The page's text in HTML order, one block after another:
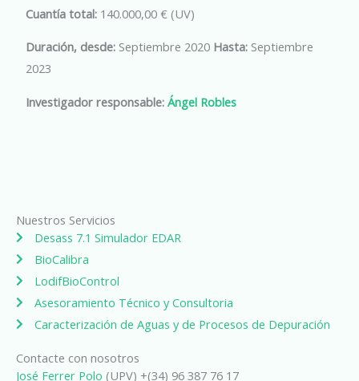
Cuantía total: 140.000,00 € (UV)
Duración, desde: Septiembre 2020 Hasta: Septiembre
2023
Investigador responsable:Ángel Robles
Nuestros Servicios
Desass 7.1 Simulador EDAR
BioCalibra
LodifBioControl
Asesoramiento Técnico y Consultoria
Caracterización de Aguas y de Procesos de Depuración
Contacte con nosotros
José Ferrer Polo (UPV) +(34) 96 387 76 17